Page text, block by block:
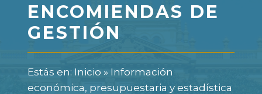
ENCOMIENDAS DE
GESTIÓN
Estás en: Inicio » Información
económica, presupuestaria y estadística